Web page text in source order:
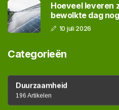
Hoeveel leveren
bewolkte dag
10 juli 2026
Categorieën
Duurzaamheid
196 Artikelen